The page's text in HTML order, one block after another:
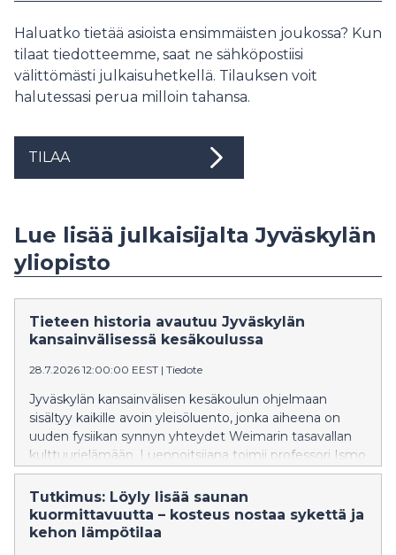
Haluatko tietää asioista ensimmäisten joukossa? Kun
tilaat tiedotteemme, saat ne sähköpostiisi
välittömästi julkaisuhetkellä. Tilauksen voit
halutessasi perua milloin tahansa.
TILAA
Lue lisää julkaisijalta Jyväskylän
yliopisto
Tieteen historia avautuu Jyväskylän
kansainvälisessä kesäkoulussa
28.7.2026 12:00:00 EEST | Tiedote
Jyväskylän kansainvälisen kesäkoulun ohjelmaan
sisältyy kaikille avoin yleisöluento, jonka aiheena on
uuden fysiikan synnyn yhteydet Weimarin tasavallan
kulttuurielämään. Luennoitsijana toimii professori Ismo
Koponen Helsingin yliopistosta.
Tutkimus: Löyly lisää saunan
kuormittavuutta – kosteus nostaa sykettä ja
kehon lämpötilaa